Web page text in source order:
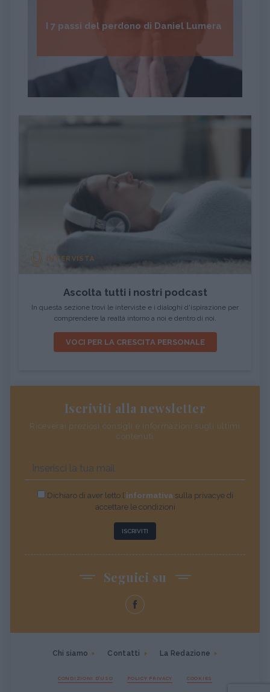
I 7 passi del perdono di Daniel Lumera
INTERVISTA
Ascolta tutti i nostri podcast
In questa sezione trovi le interviste e i dialoghi d'ispirazione per
comprendere la realtà intorno a noi e dentro di noi.
VOCI PER LA CRESCITA PERSONALE
Iscriviti alla newsletter
Riceverai preziosi consigli e informazioni sugli ultimi
contenuti
Dichiaro di aver letto l’informativa sulla privacye di
accettare le condizioni
ISCRIVITI
Seguici su
Chi siamo Contatti La Redazione
CONDIZIONI D'USO POLICY PRIVACY COOKIES